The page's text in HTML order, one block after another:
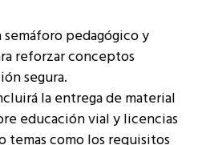
semáforo pedagógico y
reforzar conceptos
segura.
la entrega de material
educación vial y licencias